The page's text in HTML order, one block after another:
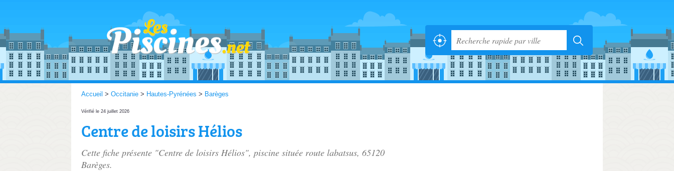
Accueil > Occitanie > Hautes-Pyrénées > Barèges
Vérifié le 24 juillet 2026
Centre de loisirs Hélios
Cette fiche présente "Centre de loisirs Hélios", piscine située route labatsus, 65120
Barèges.